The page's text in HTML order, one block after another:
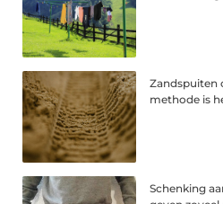
Zandspuiten
methode is
Schenking